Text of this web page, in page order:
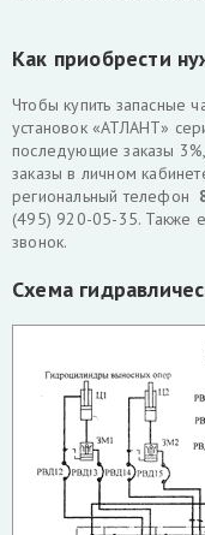
Как приобрести
Чтобы купить запасные
установок «АТЛАНТ»
последующие заказы 3%,
заказы в личном
региональный телефон
(495) 920-05-35. Также
звонок.
Схема